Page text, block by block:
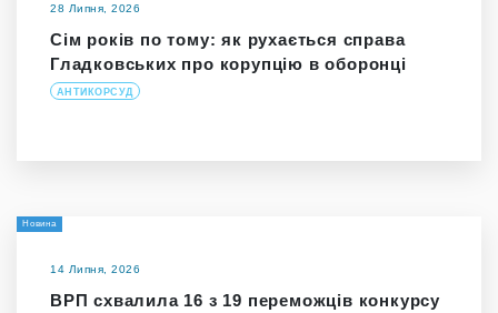
28 Липня, 2026
Сім років по тому: як рухається справа
Гладковських про корупцію в оборонці
АНТИКОРСУД
Новина
14 Липня, 2026
ВРП схвалила 16 з 19 переможців конкурсу